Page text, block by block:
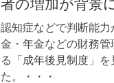
者の増加が背景
認知症などで判断能
金・年金などの財務
る「成年後見制度」
た。・・・